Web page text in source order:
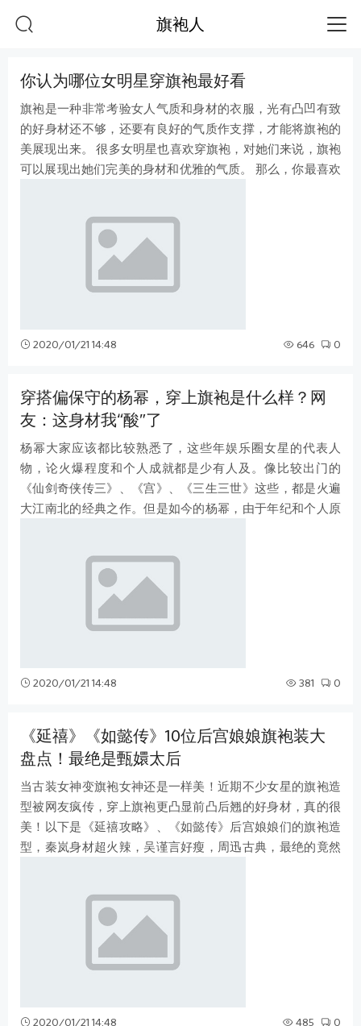
旗袍人
你认为哪位女明星穿旗袍最好看
旗袍是一种非常考验女人气质和身材的衣服，光有凸凹有致
的好身材还不够，还要有良好的气质作支撑，才能将旗袍的
美展现出来。 很多女明星也喜欢穿旗袍，对她们来说，旗袍
可以展现出她们完美的身材和优雅的气质。 那么，你最喜欢
2020/01/21 14:48 646 0
穿搭偏保守的杨幂，穿上旗袍是什么样？网
友：这身材我“酸”了
杨幂大家应该都比较熟悉了，这些年娱乐圈女星的代表人
物，论火爆程度和个人成就都是少有人及。像比较出门的
《仙剑奇侠传三》、《宫》、《三生三世》这些，都是火遍
大江南北的经典之作。但是如今的杨幂，由于年纪和个人原
2020/01/21 14:48 381 0
《延禧》《如懿传》10位后宫娘娘旗袍装大
盘点！最绝是甄嬛太后
当古装女神变旗袍女神还是一样美！近期不少女星的旗袍造
型被网友疯传，穿上旗袍更凸显前凸后翘的好身材，真的很
美！以下是《延禧攻略》、《如懿传》后宫娘娘们的旗袍造
型，秦岚身材超火辣，吴谨言好瘦，周迅古典，最绝的竟然
2020/01/21 14:48 485 0